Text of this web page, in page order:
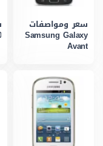
سعر ومواصفات
Samsung Galaxy
Avant